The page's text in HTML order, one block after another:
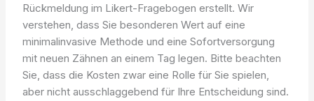
Rückmeldung im Likert-Fragebogen erstellt. Wir
verstehen, dass Sie besonderen Wert auf eine
minimalinvasive Methode und eine Sofortversorgung
mit neuen Zähnen an einem Tag legen. Bitte beachten
Sie, dass die Kosten zwar eine Rolle für Sie spielen,
aber nicht ausschlaggebend für Ihre Entscheidung sind.